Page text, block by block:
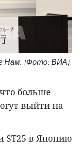
Нам. (Фото: ВИА)
больше
выйти на
ST25 в Японию